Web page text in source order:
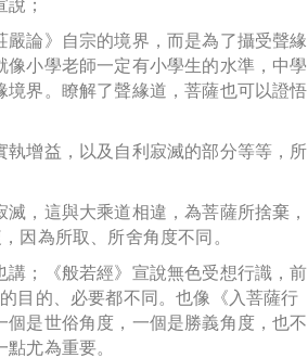
論》自宗的境界，而是為了攝受聲緣
小學老師一定有小學生的水準，中學
界。瞭解了聲緣道，菩薩也可以證悟
增益，以及自利寂滅的部分等等，所
，這與大乘道相違，為菩薩所捨棄，
因為所取、所舍角度不同。
講；《般若經》宣說無色受想行識，前
目的、必要都不同。也像《入菩薩行
是世俗角度，一個是勝義角度，也不
尤為重要。